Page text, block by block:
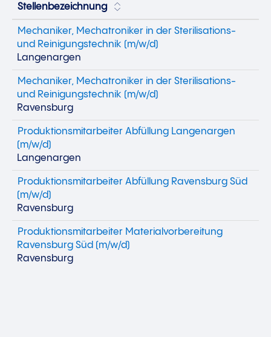
Stellenbezeichnung
Mechaniker, Mechatroniker in der Sterilisations-
und Reinigungstechnik (m/w/d)
Langenargen
Mechaniker, Mechatroniker in der Sterilisations-
und Reinigungstechnik (m/w/d)
Ravensburg
Produktionsmitarbeiter Abfüllung Langenargen
(m/w/d)
Langenargen
Produktionsmitarbeiter Abfüllung Ravensburg Süd
(m/w/d)
Ravensburg
Produktionsmitarbeiter Materialvorbereitung
Ravensburg Süd (m/w/d)
Ravensburg